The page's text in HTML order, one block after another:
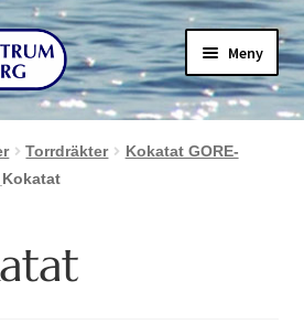
Meny
Torrdräkter
Kokatat GORE-